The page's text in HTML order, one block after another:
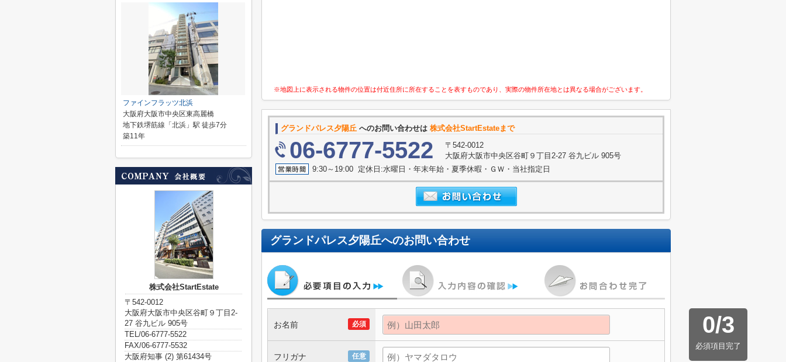
※地図上に表示される物件の位置は付近住所に所在することを表すものであり、実際の物件所在地とは異なる場合がございます。
グランドパレス夕陽丘 へのお問い合わせは 株式会社StartEstateまで
06-6777-5522
〒542-0012
大阪府大阪市中央区谷町９丁目2-27 谷九ビル 905号
9:30～19:00 定休日:水曜日・年末年始・夏季休暇・ＧＷ・当社指定日
グランドパレス夕陽丘へのお問い合わせ
0/3
必須項目完了
必須
お名前
任意
フリガナ
ファインフラッツ北浜
大阪府大阪市中央区東高麗橋
地下鉄堺筋線「北浜」駅 徒歩7分
築11年
株式会社StartEstate
〒542-0012
大阪府大阪市中央区谷町９丁目2-
27 谷九ビル 905号
TEL/06-6777-5522
FAX/06-6777-5532
大阪府知事 (2) 第61434号